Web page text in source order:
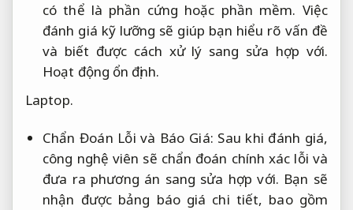
có thể là phần cứng hoặc phần mềm. Việc
đánh giá kỹ lưỡng sẽ giúp bạn hiểu rõ vấn đề
và biết được cách xử lý sang sửa hợp với.
Hoạt động ổn định.
Laptop.
Chẩn Đoán Lỗi và Báo Giá: Sau khi đánh giá,
công nghệ viên sẽ chẩn đoán chính xác lỗi và
đưa ra phương án sang sửa hợp với. Bạn sẽ
nhận được bảng báo giá chi tiết, bao gồm